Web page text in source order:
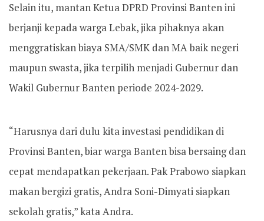
Selain itu, mantan Ketua DPRD Provinsi Banten ini
berjanji kepada warga Lebak, jika pihaknya akan
menggratiskan biaya SMA/SMK dan MA baik negeri
maupun swasta, jika terpilih menjadi Gubernur dan
Wakil Gubernur Banten periode 2024-2029.
“Harusnya dari dulu kita investasi pendidikan di
Provinsi Banten, biar warga Banten bisa bersaing dan
cepat mendapatkan pekerjaan. Pak Prabowo siapkan
makan bergizi gratis, Andra Soni-Dimyati siapkan
sekolah gratis,” kata Andra.